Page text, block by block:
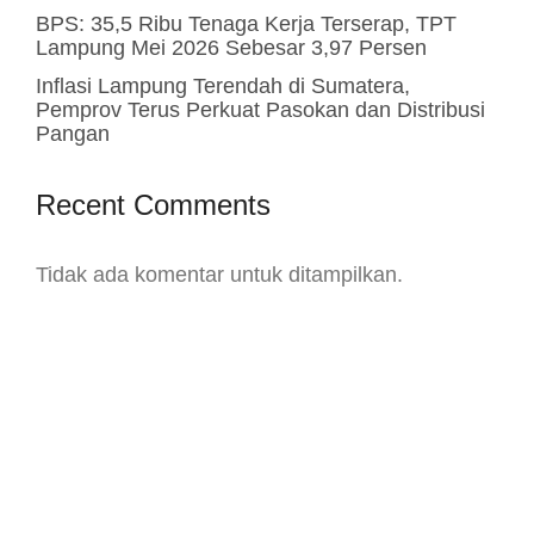
BPS: 35,5 Ribu Tenaga Kerja Terserap, TPT
Lampung Mei 2026 Sebesar 3,97 Persen
Inflasi Lampung Terendah di Sumatera,
Pemprov Terus Perkuat Pasokan dan Distribusi
Pangan
Recent Comments
Tidak ada komentar untuk ditampilkan.